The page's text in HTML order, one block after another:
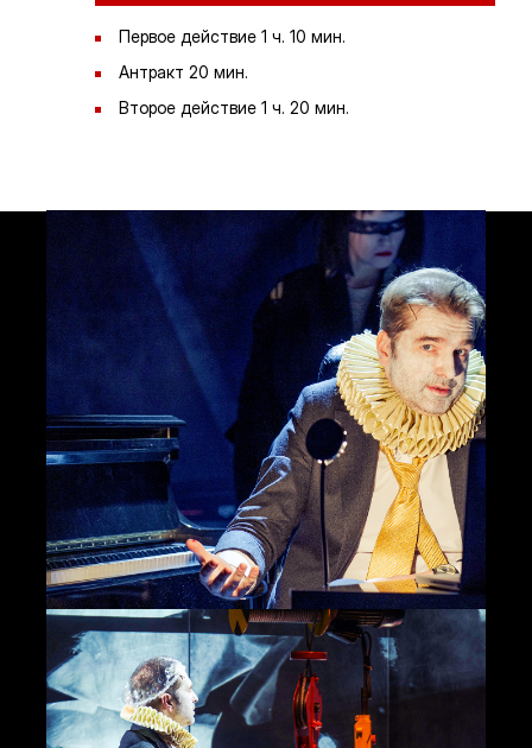
Первое действие 1 ч. 10 мин.
Антракт 20 мин.
Второе действие 1 ч. 20 мин.